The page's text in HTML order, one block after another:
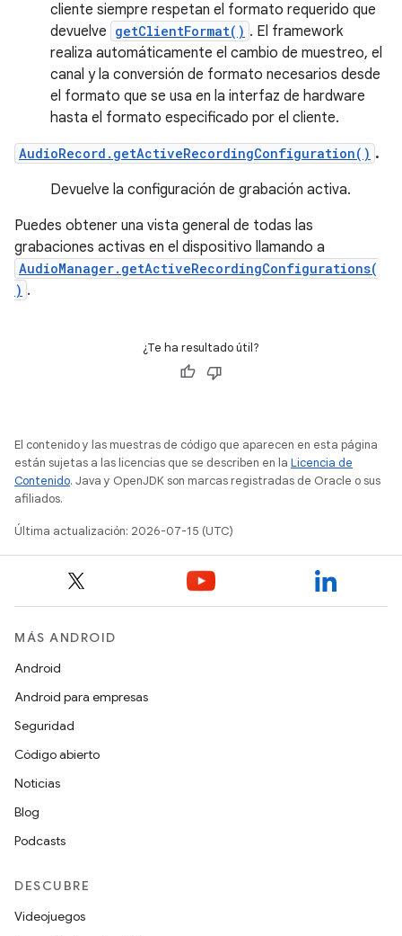
cliente siempre respetan el formato requerido que
devuelve getClientFormat() . El framework
realiza automáticamente el cambio de muestreo, el
canal y la conversión de formato necesarios desde
el formato que se usa en la interfaz de hardware
hasta el formato especificado por el cliente.
AudioRecord.getActiveRecordingConfiguration() .
Devuelve la configuración de grabación activa.
Puedes obtener una vista general de todas las
grabaciones activas en el dispositivo llamando a
AudioManager.getActiveRecordingConfigurations(
) .
¿Te ha resultado útil?
El contenido y las muestras de código que aparecen en esta página
están sujetas a las licencias que se describen en la Licencia de
Contenido. Java y OpenJDK son marcas registradas de Oracle o sus
afiliados.
Última actualización: 2026-07-15 (UTC)
MÁS ANDROID
Android
Android para empresas
Seguridad
Código abierto
Noticias
Blog
Podcasts
DESCUBRE
Videojuegos